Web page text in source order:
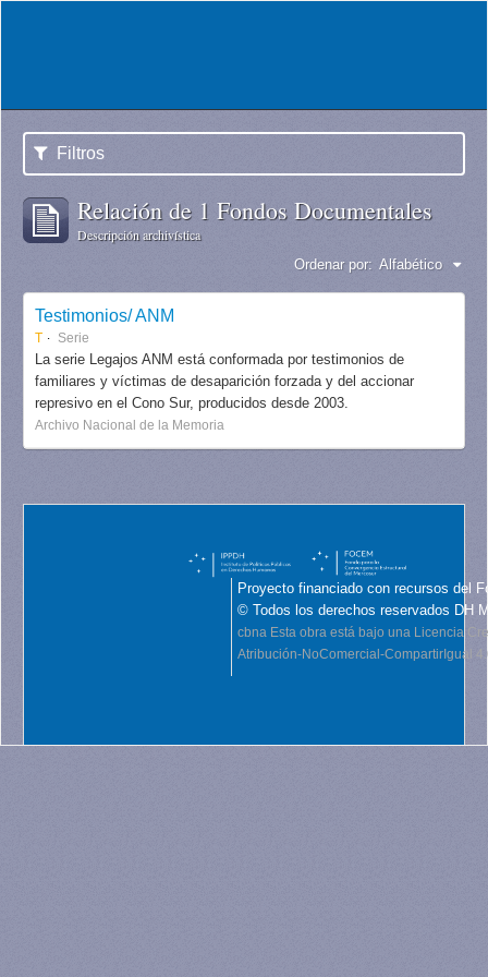
Filtros
Relación de 1 Fondos Documentales
Descripción archivística
Ordenar por: Alfabético
Testimonios/ ANM
T Serie
La serie Legajos ANM está conformada por testimonios de
familiares y víctimas de desaparición forzada y del accionar
represivo en el Cono Sur, producidos desde 2003.
Archivo Nacional de la Memoria
Proyecto financiado con recursos del
© Todos los derechos reservados DH
cbna Esta obra está bajo una Licencia
Atribución-NoComercial-CompartirIgual